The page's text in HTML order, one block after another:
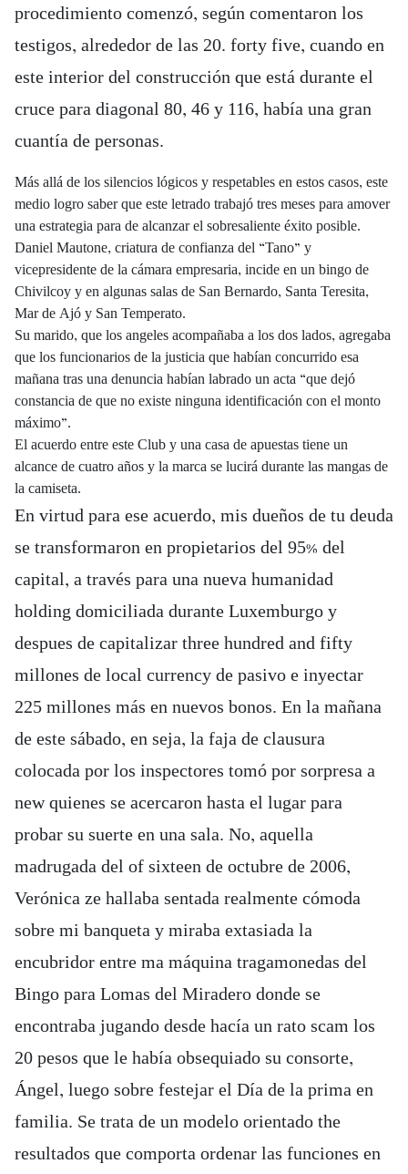
procedimiento comenzó, según comentaron los
testigos, alrededor de las 20. forty five, cuando en
este interior del construcción que está durante el
cruce para diagonal 80, 46 y 116, había una gran
cuantía de personas.
Más allá de los silencios lógicos y respetables en estos casos, este
medio logro saber que este letrado trabajó tres meses para amover
una estrategia para de alcanzar el sobresaliente éxito posible.
Daniel Mautone, criatura de confianza del “Tano” y
vicepresidente de la cámara empresaria, incide en un bingo de
Chivilcoy y en algunas salas de San Bernardo, Santa Teresita,
Mar de Ajó y San Temperato.
Su marido, que los angeles acompañaba a los dos lados, agregaba
que los funcionarios de la justicia que habían concurrido esa
mañana tras una denuncia habían labrado un acta “que dejó
constancia de que no existe ninguna identificación con el monto
máximo”.
El acuerdo entre este Club y una casa de apuestas tiene un
alcance de cuatro años y la marca se lucirá durante las mangas de
la camiseta.
En virtud para ese acuerdo, mis dueños de tu deuda
se transformaron en propietarios del 95% del
capital, a través para una nueva humanidad
holding domiciliada durante Luxemburgo y
despues de capitalizar three hundred and fifty
millones de local currency de pasivo e inyectar
225 millones más en nuevos bonos. En la mañana
de este sábado, en seja, la faja de clausura
colocada por los inspectores tomó por sorpresa a
new quienes se acercaron hasta el lugar para
probar su suerte en una sala. No, aquella
madrugada del of sixteen de octubre de 2006,
Verónica ze hallaba sentada realmente cómoda
sobre mi banqueta y miraba extasiada la
encubridor entre ma máquina tragamonedas del
Bingo para Lomas del Miradero donde se
encontraba jugando desde hacía un rato scam los
20 pesos que le había obsequiado su consorte,
Ángel, luego sobre festejar el Día de la prima en
familia. Se trata de un modelo orientado the
resultados que comporta ordenar las funciones en